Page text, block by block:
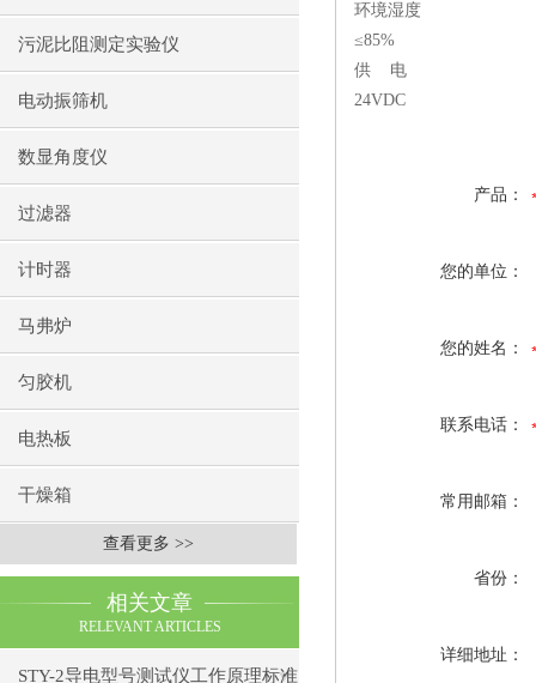
污泥比阻测定实验仪
电动振筛机
数显角度仪
过滤器
计时器
马弗炉
匀胶机
电热板
干燥箱
查看更多 >>
相关文章
RELEVANT ARTICLES
STY-2导电型号测试仪工作原理标准
环境湿度
≤85%
供 电
24VDC
产品：
您的单位：
您的姓名：
联系电话：
常用邮箱：
省份：
详细地址：